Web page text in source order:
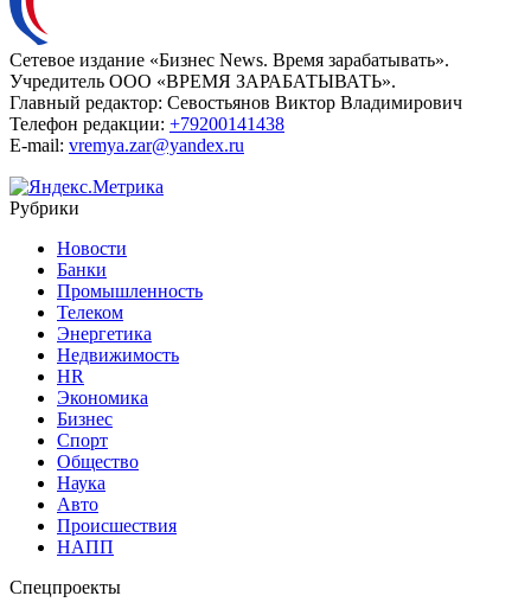
Сетевое издание «Бизнес News. Время зарабатывать».
Учредитель ООО «ВРЕМЯ ЗАРАБАТЫВАТЬ».
Главный редактор: Севостьянов Виктор Владимирович
Телефон редакции: +79200141438
E-mail: vremya.zar@yandex.ru
Рубрики
Новости
Банки
Промышленность
Телеком
Энергетика
Недвижимость
HR
Экономика
Бизнес
Спорт
Общество
Наука
Авто
Происшествия
НАПП
Спецпроекты